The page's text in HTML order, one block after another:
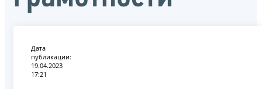
Дата
публикации:
19.04.2023
17:21